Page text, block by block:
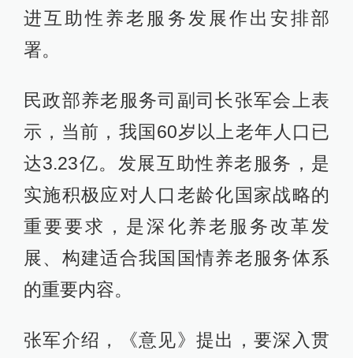
进互助性养老服务发展作出安排部
署。
民政部养老服务司副司长张军会上表
示，当前，我国60岁以上老年人口已
达3.23亿。发展互助性养老服务，是
实施积极应对人口老龄化国家战略的
重要要求，是深化养老服务改革发
展、构建适合我国国情养老服务体系
的重要内容。
张军介绍，《意见》提出，要深入贯